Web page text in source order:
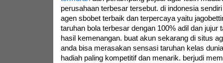
perusahaan terbesar tersebut. di indonesia
agen sbobet terbaik dan terpercaya yaitu
taruhan bola terbesar dengan 100% adil dan jujur
hasil kemenangan. buat akun sekarang di situs
anda bisa merasakan sensasi taruhan kelas
hadiah paling kompetitif dan menarik. berjudi